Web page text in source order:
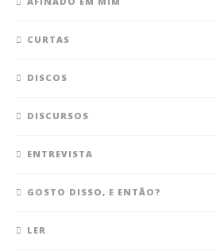
CURTAS
DISCOS
DISCURSOS
ENTREVISTA
GOSTO DISSO, E ENTÃO?
LER